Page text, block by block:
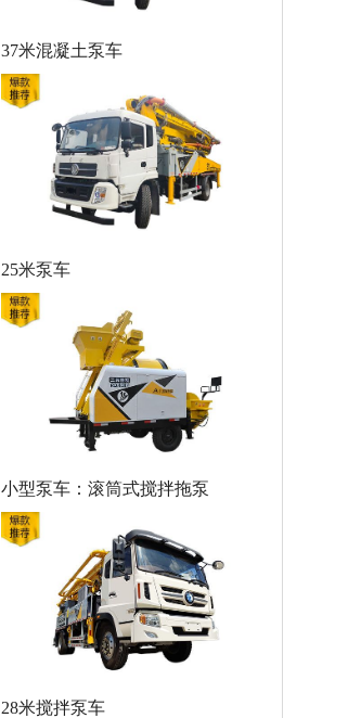
37米混凝土泵车
25米泵车
小型泵车：滚筒式搅拌拖泵
28米搅拌泵车